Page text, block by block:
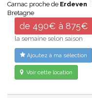
Carnac proche de Erdeven
Bretagne
de 490€ à 875€
la semaine selon saison
Ajoutez à ma sélection
Voir cette location